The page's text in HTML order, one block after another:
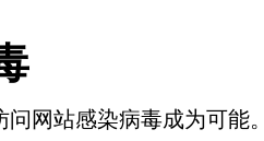
网站感染病毒成为可能。